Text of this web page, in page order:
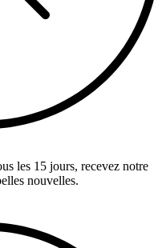
les 15 jours, recevez notre
nouvelles.